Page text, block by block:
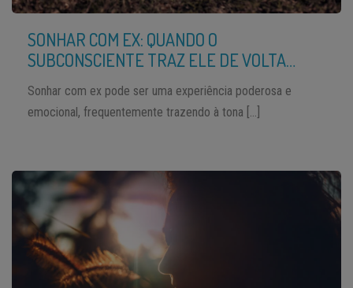
SONHAR COM EX: QUANDO O
SUBCONSCIENTE TRAZ ELE DE VOLTA…
Sonhar com ex pode ser uma experiência poderosa e
emocional, frequentemente trazendo à tona […]